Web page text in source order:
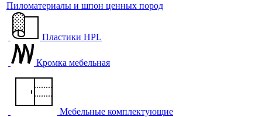
Пиломатериалы и шпон ценных пород
Пластики HPL
Кромка мебельная
Мебельные комплектующие